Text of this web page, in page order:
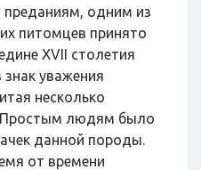
преданиям, одним из
питомцев принято
XVII столетия
уважения
несколько
Простым людям было
данной породы.
от времени